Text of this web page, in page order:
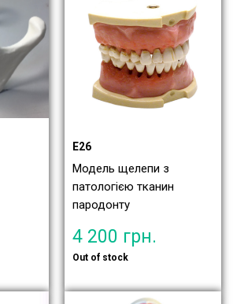
Е26
Модель щелепи з
патологією тканин
пародонту
4 200 грн.
Out of stock